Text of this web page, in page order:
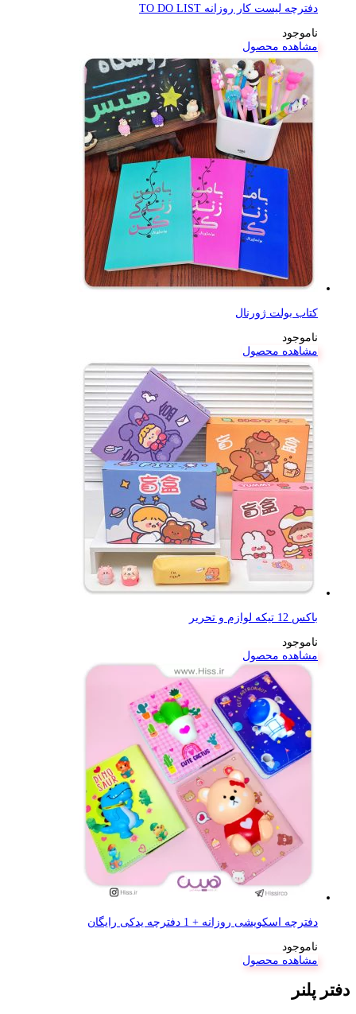
دفترچه لیست کار روزانه TO DO LIST
ناموجود
مشاهده محصول
کتاب بولت ژورنال
ناموجود
مشاهده محصول
باکس 12 تیکه لوازم و تحریر
ناموجود
مشاهده محصول
دفترچه اسکویشی روزانه + 1 دفترچه یدکی رایگان
ناموجود
مشاهده محصول
دفتر پلنر